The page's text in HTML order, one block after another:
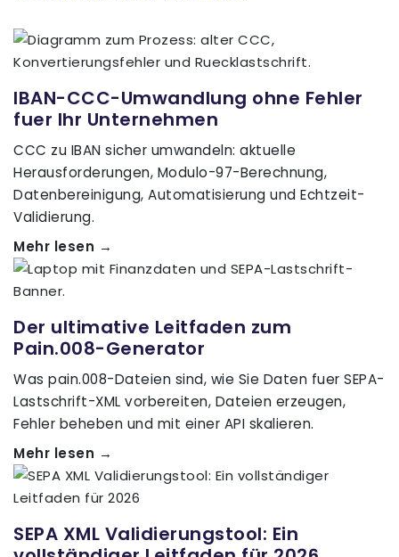
IBAN-CCC-Umwandlung ohne Fehler
fuer Ihr Unternehmen
CCC zu IBAN sicher umwandeln: aktuelle
Herausforderungen, Modulo-97-Berechnung,
Datenbereinigung, Automatisierung und Echtzeit-
Validierung.
Mehr lesen →
Der ultimative Leitfaden zum
Pain.008-Generator
Was pain.008-Dateien sind, wie Sie Daten fuer SEPA-
Lastschrift-XML vorbereiten, Dateien erzeugen,
Fehler beheben und mit einer API skalieren.
Mehr lesen →
SEPA XML Validierungstool: Ein